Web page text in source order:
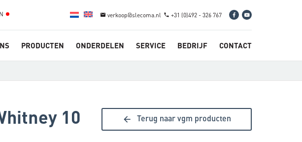
email verkoop@slecoma.nl phone +31 (0)492 - 326 767
PRODUCTEN ONDERDELEN SERVICE BEDRIJF CONTACT
10 arrow_back Terug naar vgm producten